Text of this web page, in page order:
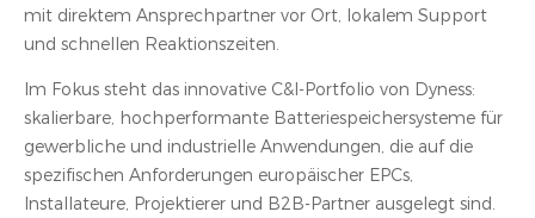
mit direktem Ansprechpartner vor Ort, lokalem Support
und schnellen Reaktionszeiten.
Im Fokus steht das innovative C&I-Portfolio von Dyness:
skalierbare, hochperformante Batteriespeichersysteme für
gewerbliche und industrielle Anwendungen, die auf die
spezifischen Anforderungen europäischer EPCs,
Installateure, Projektierer und B2B-Partner ausgelegt sind.